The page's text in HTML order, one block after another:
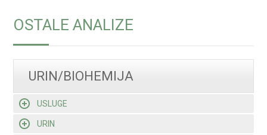
OSTALE ANALIZE
URIN/BIOHEMIJA
USLUGE
URIN